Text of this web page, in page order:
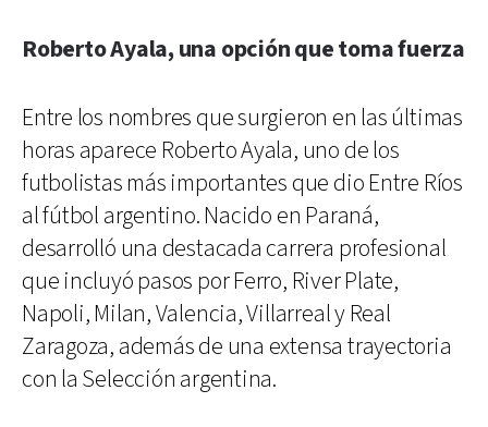
Roberto Ayala, una opción que toma fuerza
Entre los nombres que surgieron en las últimas
horas aparece Roberto Ayala, uno de los
futbolistas más importantes que dio Entre Ríos
al fútbol argentino. Nacido en Paraná,
desarrolló una destacada carrera profesional
que incluyó pasos por Ferro, River Plate,
Napoli, Milan, Valencia, Villarreal y Real
Zaragoza, además de una extensa trayectoria
con la Selección argentina.